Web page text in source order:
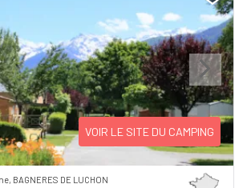
Next
VOIR LE SITE DU CAMPING
BAGNERES DE LUCHON